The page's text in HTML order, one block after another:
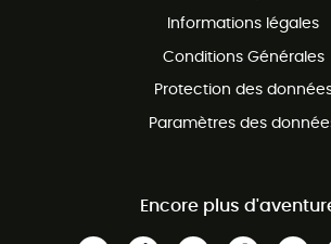
Informations légales
Conditions Générales
Protection des
Paramètres des
Encore plus